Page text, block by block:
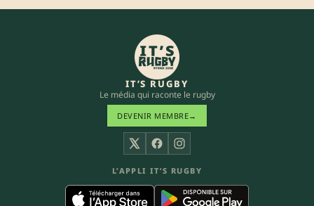
IT’S RUGBY
Le média qui raconte le rugby
DEVENIR MEMBRE→
X FacebookInstagram
L’APPLI IT’S RUGBY